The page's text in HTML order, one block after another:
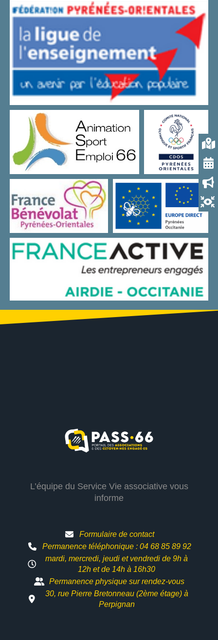
L’équipe du Service Vie associative vous
informe
Formulaire de contact
Permanence téléphonique : 04 68 85 89 92
mardi, mercredi, jeudi et vendredi de 9h à
12h etde 14h à 16h30
Permanence physique sur rendez-vous
30, rue Pierre Bretonneau (2ème étage) à
Perpignan